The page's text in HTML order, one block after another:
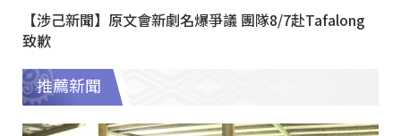
【涉己新聞】原文會新劇名爆爭議 團隊8/7赴Tafalong
致歉
推薦新聞